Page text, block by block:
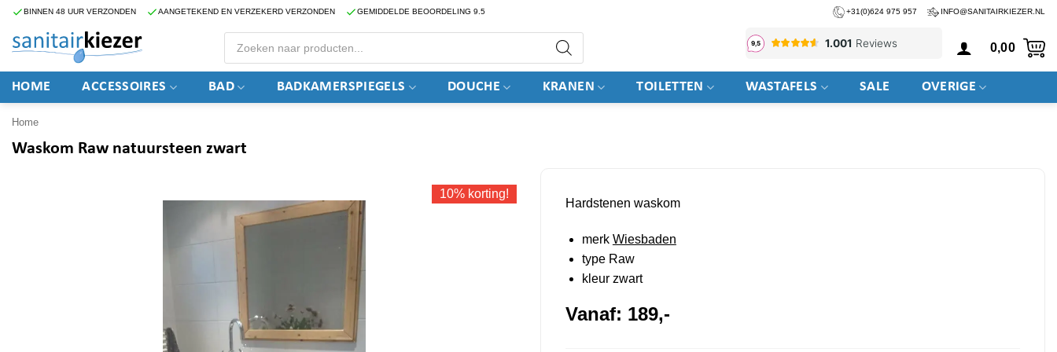
Ga
inhoud
BINNEN 48 UUR VERZONDEN AANGETEKEND EN VERZEKERD VERZONDEN GEMIDDELDE BEOORDELING 9.5 +31(0)624 975 957 INFO@SANITAIRKIEZER.NL
Producten
zoeken
0,00
HOME ACCESSOIRES BAD BADKAMERSPIEGELS DOUCHE KRANEN TOILETTEN WASTAFELS SALE OVERIGE
Home
Waskom Raw natuursteen zwart
10% korting!
Hardstenen waskom
merk Wiesbaden
type Raw
kleur zwart
Vanaf: 189,-